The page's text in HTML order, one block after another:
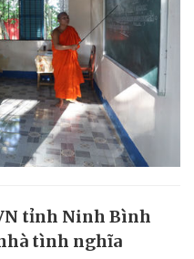
tỉnh Ninh Bình
tình nghĩa